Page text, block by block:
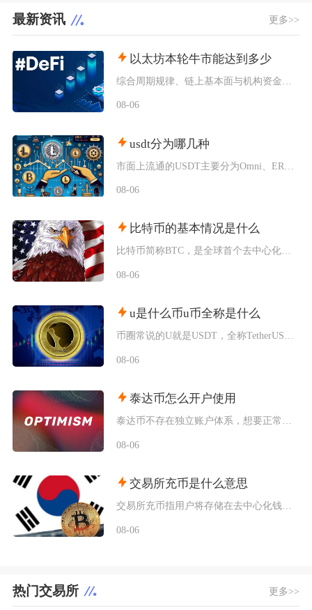
最新资讯 更多>>
以太坊本轮牛市能达到多少
08-06
usdt分为哪几种
08-06
比特币的基本情况是什么
比特币简称BTC，是全球首个去中心化加密数字资产，依托区块链与工作量证明机制运行，无任何中
08-06
u是什么币u币全称是什么
08-06
泰达币怎么开户使用
08-06
交易所充币是什么意思
08-06
热门交易所 更多>>